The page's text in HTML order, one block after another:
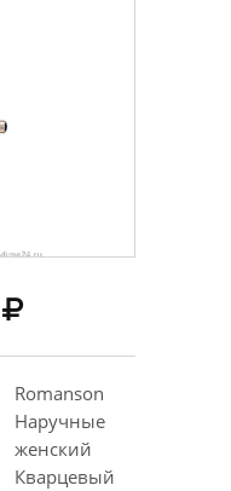
Romanson
Наручные
женский
Кварцевый